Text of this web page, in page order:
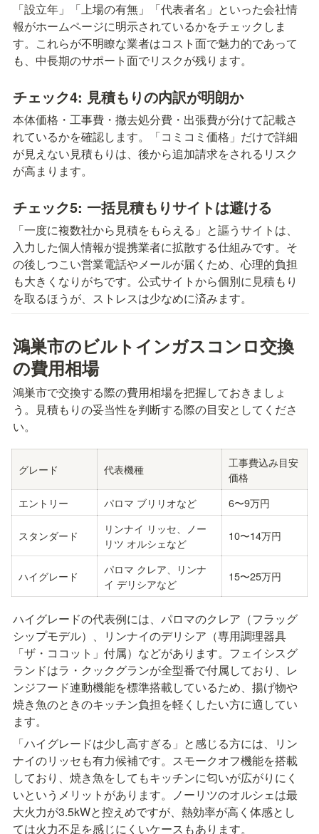
「設立年」「上場の有無」「代表者名」といった会社情
報がホームページに明示されているかをチェックしま
す。これらが不明瞭な業者はコスト面で魅力的であって
も、中長期のサポート面でリスクが残ります。
チェック4: 見積もりの内訳が明朗か
本体価格・工事費・撤去処分費・出張費が分けて記載さ
れているかを確認します。「コミコミ価格」だけで詳細
が見えない見積もりは、後から追加請求をされるリスク
が高まります。
チェック5: 一括見積もりサイトは避ける
「一度に複数社から見積をもらえる」と謳うサイトは、
入力した個人情報が提携業者に拡散する仕組みです。そ
の後しつこい営業電話やメールが届くため、心理的負担
も大きくなりがちです。公式サイトから個別に見積もり
を取るほうが、ストレスは少なめに済みます。
鴻巣市のビルトインガスコンロ交換
の費用相場
鴻巣市で交換する際の費用相場を把握しておきましょ
う。見積もりの妥当性を判断する際の目安としてくださ
い。
グレード 代表機種
工事費込み目安
価格
エントリー
パロマ ブリリオなど 6〜9万円
スタンダード
リンナイ リッセ、ノー
リツ オルシェなど
10〜14万円
ハイグレード
パロマ クレア、リンナ
イ デリシアなど
15〜25万円
ハイグレードの代表例には、パロマのクレア（フラッグ
シップモデル）、リンナイのデリシア（専用調理器具
「ザ・ココット」付属）などがあります。フェイシスグ
ランドはラ・クックグランが全型番で付属しており、レ
ンジフード連動機能を標準搭載しているため、揚げ物や
焼き魚のときのキッチン負担を軽くしたい方に適してい
ます。
「ハイグレードは少し高すぎる」と感じる方には、リン
ナイのリッセも有力候補です。スモークオフ機能を搭載
しており、焼き魚をしてもキッチンに匂いが広がりにく
いというメリットがあります。ノーリツのオルシェは最
大火力が3.5kWと控えめですが、熱効率が高く体感とし
ては火力不足を感じにくいケースもあります。